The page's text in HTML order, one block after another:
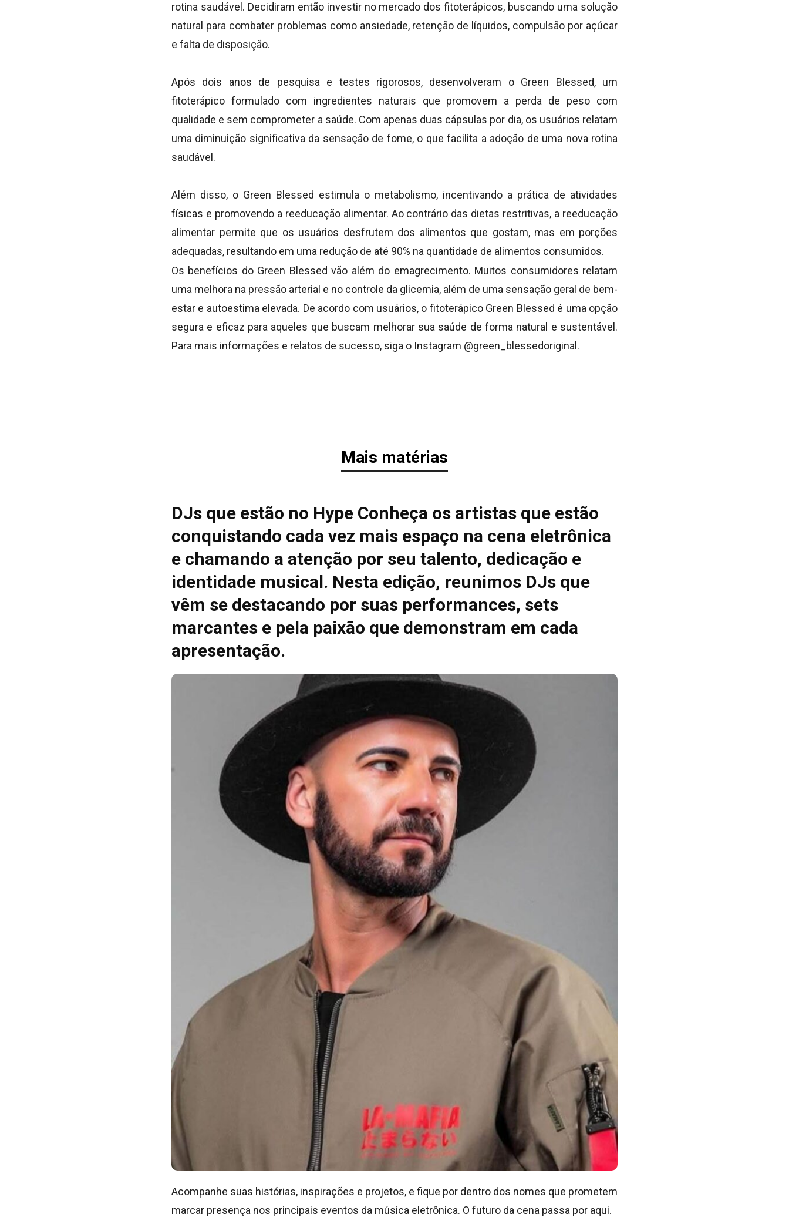
rotina saudável. Decidiram então investir no mercado dos fitoterápicos, buscando uma solução
natural para combater problemas como ansiedade, retenção de líquidos, compulsão por açúcar
e falta de disposição.
Após dois anos de pesquisa e testes rigorosos, desenvolveram o Green Blessed, um
fitoterápico formulado com ingredientes naturais que promovem a perda de peso com
qualidade e sem comprometer a saúde. Com apenas duas cápsulas por dia, os usuários relatam
uma diminuição significativa da sensação de fome, o que facilita a adoção de uma nova rotina
saudável.
Além disso, o Green Blessed estimula o metabolismo, incentivando a prática de atividades
físicas e promovendo a reeducação alimentar. Ao contrário das dietas restritivas, a reeducação
alimentar permite que os usuários desfrutem dos alimentos que gostam, mas em porções
adequadas, resultando em uma redução de até 90% na quantidade de alimentos consumidos.
Os benefícios do Green Blessed vão além do emagrecimento. Muitos consumidores relatam
uma melhora na pressão arterial e no controle da glicemia, além de uma sensação geral de bem-
estar e autoestima elevada. De acordo com usuários, o fitoterápico Green Blessed é uma opção
segura e eficaz para aqueles que buscam melhorar sua saúde de forma natural e sustentável.
Para mais informações e relatos de sucesso, siga o Instagram @green_blessedoriginal.
Mais matérias
DJs que estão no Hype Conheça os artistas que estão
conquistando cada vez mais espaço na cena eletrônica
e chamando a atenção por seu talento, dedicação e
identidade musical. Nesta edição, reunimos DJs que
vêm se destacando por suas performances, sets
marcantes e pela paixão que demonstram em cada
apresentação.
Acompanhe suas histórias, inspirações e projetos, e fique por dentro dos nomes que prometem
marcar presença nos principais eventos da música eletrônica. O futuro da cena passa por aqui.